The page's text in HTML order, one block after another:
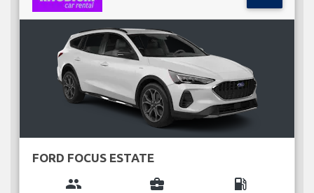
FORD FOCUS ESTATE
group business_center local_gas_station